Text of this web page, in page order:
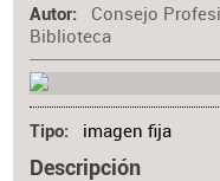
Autor
Consejo
Biblioteca
Tipo imagen fija
Descripción